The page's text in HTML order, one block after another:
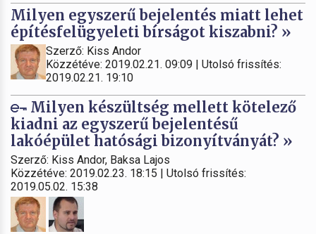
Milyen egyszerű bejelentés miatt lehet
építésfelügyeleti bírságot kiszabni? »
Szerző: Kiss Andor
Közzétéve: 2019.02.21. 09:09 | Utolsó frissítés:
2019.02.21. 19:10
Milyen készültség mellett kötelező
kiadni az egyszerű bejelentésű
lakóépület hatósági bizonyítványát? »
Szerző: Kiss Andor, Baksa Lajos
Közzétéve: 2019.02.23. 18:15 | Utolsó frissítés:
2019.05.02. 15:38